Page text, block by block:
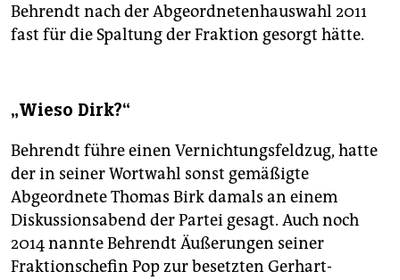
Behrendt nach der Abgeordnetenhauswahl 2011
fast für die Spaltung der Fraktion gesorgt hätte.
„Wieso Dirk?“
Behrendt führe einen Vernichtungsfeldzug, hatte
der in seiner Wortwahl sonst gemäßigte
Abgeordnete Thomas Birk damals an einem
Diskussionsabend der Partei gesagt. Auch noch
2014 nannte Behrendt Äußerungen seiner
Fraktionschefin Pop zur besetzten Gerhart-